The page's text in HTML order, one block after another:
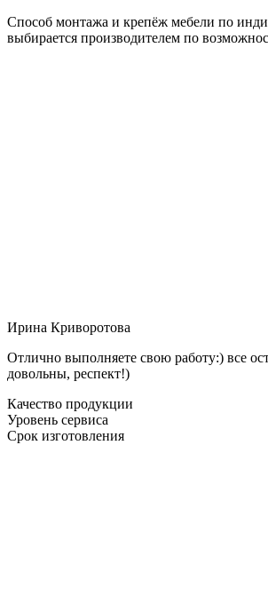
Способ монтажа и крепёж мебели по
выбирается производителем по
Ирина Криворотова
Отлично выполняете свою работу:) все
довольны, респект!)
Качество продукции
Уровень сервиса
Срок изготовления